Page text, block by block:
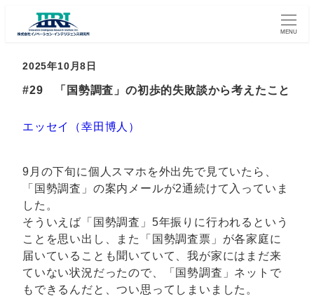
MENU
2025年10月8日
#29 「国勢調査」の初歩的失敗談から考えたこと
エッセイ（幸田博人）
9月の下旬に個人スマホを外出先で見ていたら、
「国勢調査」の案内メールが2通続けて入っていま
した。
そういえば「国勢調査」5年振りに行われるという
ことを思い出し、また「国勢調査票」が各家庭に
届いていることも聞いていて、我が家にはまだ来
ていない状況だったので、「国勢調査」ネットで
もできるんだと、つい思ってしまいました。